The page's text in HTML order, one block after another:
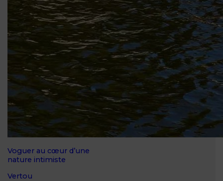
Voguer au cœur d’une
nature intimiste
Vertou